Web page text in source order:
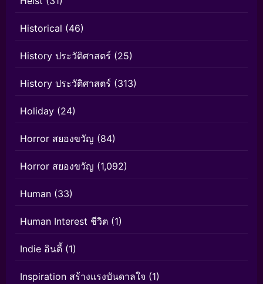
Historical (46)
History ประวัติศาสตร์ (25)
History ประวัติศาสตร์ (313)
Holiday (24)
Horror สยองขวัญ (84)
Horror สยองขวัญ (1,092)
Human (33)
Human Interest ชีวิต (1)
Indie อินดี้ (1)
Inspiration สร้างแรงบันดาลใจ (1)